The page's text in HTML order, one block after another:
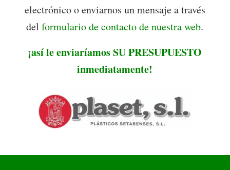
electrónico o enviarnos un mensaje a través
delformulario de contacto de nuestra web.
¡así le enviaríamos SU PRESUPUESTO
inmediatamente!